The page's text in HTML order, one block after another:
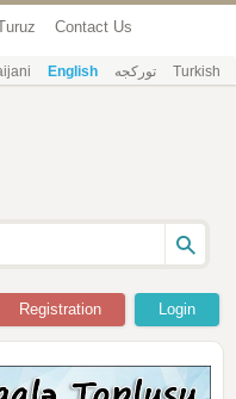
Contact Us
English تورکجه Turkish
Login
Registration